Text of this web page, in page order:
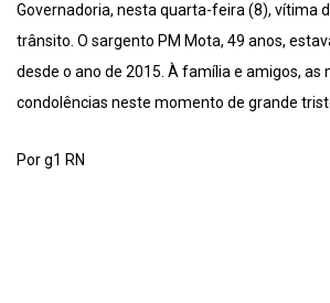
Governadoria, nesta quarta-feira (8), vítima
trânsito. O sargento PM Mota, 49 anos,
desde o ano de 2015. À família e amigos, as
condolências neste momento de grande
Por g1 RN